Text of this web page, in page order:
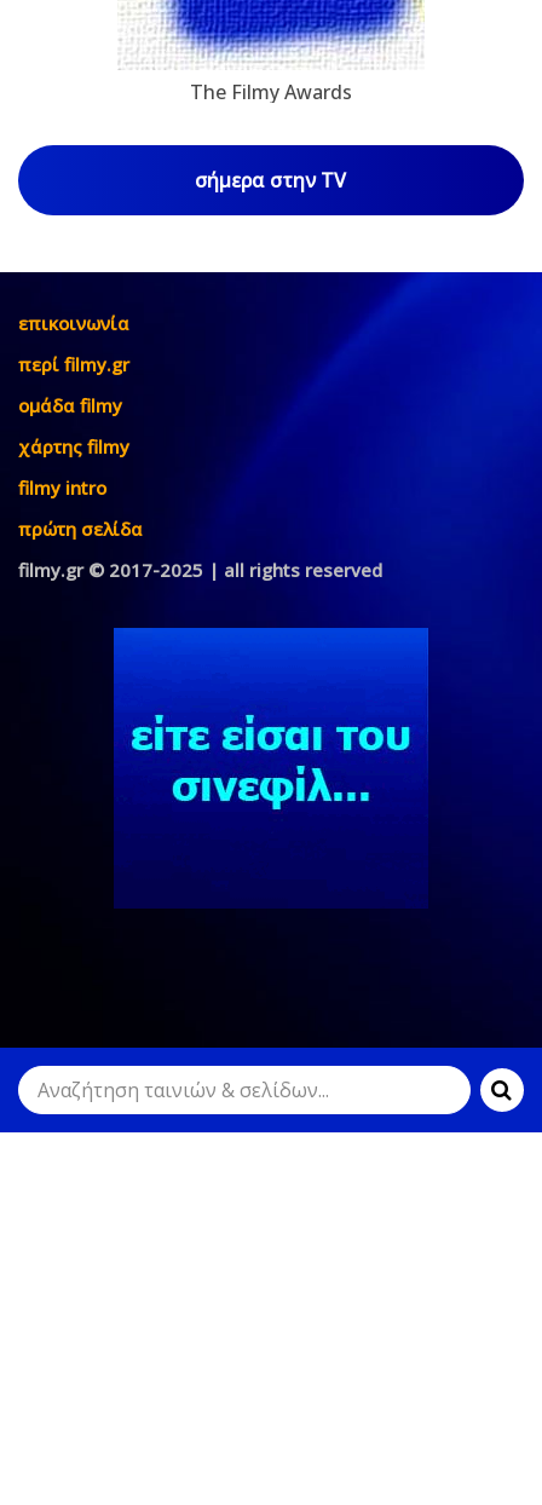
The Filmy Awards
σήμερα στην TV
επικοινωνία
περί filmy.gr
ομάδα filmy
χάρτης filmy
filmy intro
πρώτη σελίδα
filmy.gr © 2017-2025 | all rights reserved